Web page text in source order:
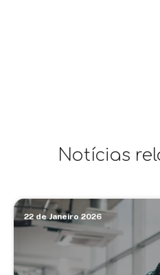
Notícias
22 de Janeiro 2026